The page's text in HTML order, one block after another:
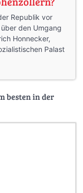
Republik vor
den Umgang
Honnecker,
Palast
besten in der